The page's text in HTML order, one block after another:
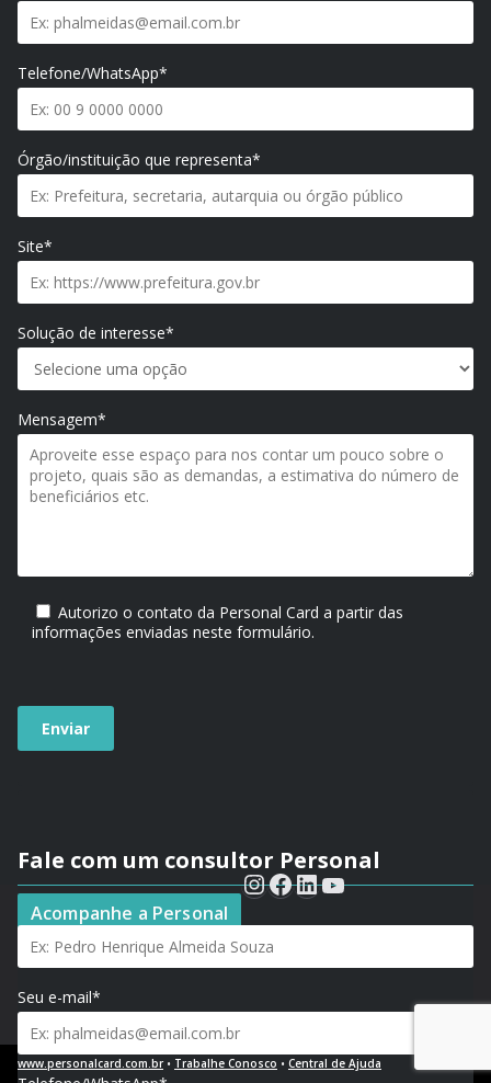
Telefone/WhatsApp*
Órgão/instituição que representa*
Site*
Solução de interesse*
Mensagem*
Autorizo o contato da Personal Card a partir das
informações enviadas neste formulário.
Fale com um consultor Personal
Seu nome*
Seu e-mail*
Acompanhe a Personal
www.personalcard.com.br• Trabalhe Conosco • Central de Ajuda